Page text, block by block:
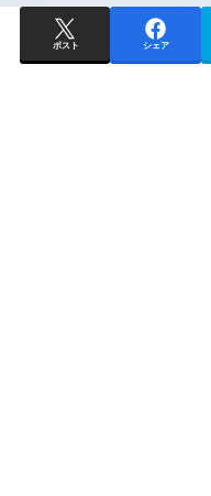
ポスト シェア